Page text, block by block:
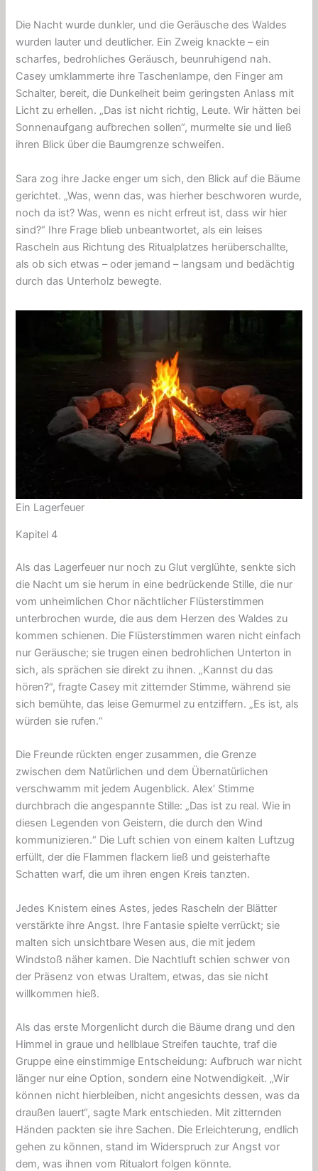
Die Nacht wurde dunkler, und die Geräusche des Waldes
wurden lauter und deutlicher. Ein Zweig knackte – ein
scharfes, bedrohliches Geräusch, beunruhigend nah.
Casey umklammerte ihre Taschenlampe, den Finger am
Schalter, bereit, die Dunkelheit beim geringsten Anlass mit
Licht zu erhellen. „Das ist nicht richtig, Leute. Wir hätten bei
Sonnenaufgang aufbrechen sollen“, murmelte sie und ließ
ihren Blick über die Baumgrenze schweifen.
Sara zog ihre Jacke enger um sich, den Blick auf die Bäume
gerichtet. „Was, wenn das, was hierher beschworen wurde,
noch da ist? Was, wenn es nicht erfreut ist, dass wir hier
sind?“ Ihre Frage blieb unbeantwortet, als ein leises
Rascheln aus Richtung des Ritualplatzes herüberschallte,
als ob sich etwas – oder jemand – langsam und bedächtig
durch das Unterholz bewegte.
Ein Lagerfeuer
Kapitel 4
Als das Lagerfeuer nur noch zu Glut verglühte, senkte sich
die Nacht um sie herum in eine bedrückende Stille, die nur
vom unheimlichen Chor nächtlicher Flüsterstimmen
unterbrochen wurde, die aus dem Herzen des Waldes zu
kommen schienen. Die Flüsterstimmen waren nicht einfach
nur Geräusche; sie trugen einen bedrohlichen Unterton in
sich, als sprächen sie direkt zu ihnen. „Kannst du das
hören?“, fragte Casey mit zitternder Stimme, während sie
sich bemühte, das leise Gemurmel zu entziffern. „Es ist, als
würden sie rufen.“
Die Freunde rückten enger zusammen, die Grenze
zwischen dem Natürlichen und dem Übernatürlichen
verschwamm mit jedem Augenblick. Alex‘ Stimme
durchbrach die angespannte Stille: „Das ist zu real. Wie in
diesen Legenden von Geistern, die durch den Wind
kommunizieren.“ Die Luft schien von einem kalten Luftzug
erfüllt, der die Flammen flackern ließ und geisterhafte
Schatten warf, die um ihren engen Kreis tanzten.
Jedes Knistern eines Astes, jedes Rascheln der Blätter
verstärkte ihre Angst. Ihre Fantasie spielte verrückt; sie
malten sich unsichtbare Wesen aus, die mit jedem
Windstoß näher kamen. Die Nachtluft schien schwer von
der Präsenz von etwas Uraltem, etwas, das sie nicht
willkommen hieß.
Als das erste Morgenlicht durch die Bäume drang und den
Himmel in graue und hellblaue Streifen tauchte, traf die
Gruppe eine einstimmige Entscheidung: Aufbruch war nicht
länger nur eine Option, sondern eine Notwendigkeit. „Wir
können nicht hierbleiben, nicht angesichts dessen, was da
draußen lauert“, sagte Mark entschieden. Mit zitternden
Händen packten sie ihre Sachen. Die Erleichterung, endlich
gehen zu können, stand im Widerspruch zur Angst vor
dem, was ihnen vom Ritualort folgen könnte.